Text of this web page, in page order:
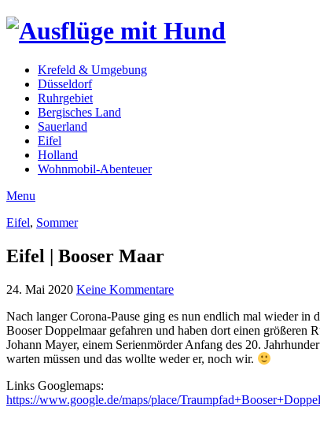
Krefeld & Umgebung
Düsseldorf
Ruhrgebiet
Bergisches Land
Sauerland
Eifel
Holland
Wohnmobil-Abenteuer
Menu
Eifel, Sommer
Eifel | Booser Maar
24. Mai 2020 Keine Kommentare
Nach langer Corona-Pause ging es nun endlich mal wieder
Booser Doppelmaar gefahren und haben dort einen größeren
Johann Mayer, einem Serienmörder Anfang des 20.
warten müssen und das wollte weder er, noch wir.
Links Googlemaps:
https://www.google.de/maps/place/